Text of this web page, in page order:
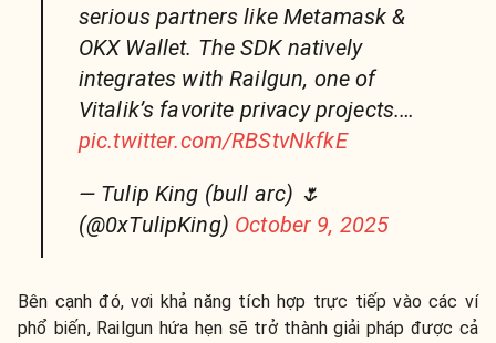
serious partners like Metamask &
OKX Wallet. The SDK natively
integrates with Railgun, one of
Vitalik’s favorite privacy projects.…
pic.twitter.com/RBStvNkfkE
— Tulip King (bull arc) 🌷
(@0xTulipKing) October 9, 2025
Bên cạnh đó, vơi khả năng tích hợp trực tiếp vào các ví
phổ biến, Railgun hứa hẹn sẽ trở thành giải pháp được cả